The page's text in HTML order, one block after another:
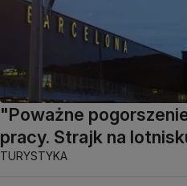
"Poważne
pracy. Strajk na
TURYSTYKA